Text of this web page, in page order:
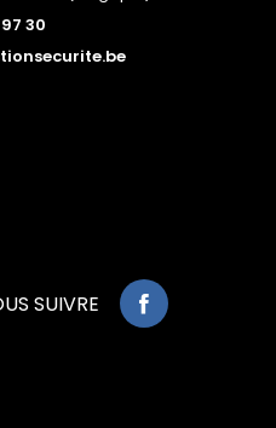
30
SUIVRE